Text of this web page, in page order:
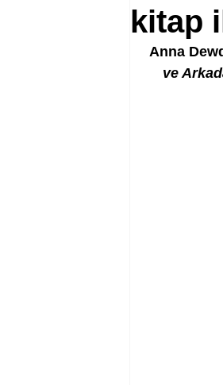
kitap
Anna
ve